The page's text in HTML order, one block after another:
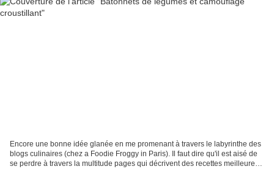
Encore une bonne idée glanée en me promenant à travers le labyrinthe des
blogs culinaires (chez a Foodie Froggy in Paris). Il faut dire qu'il est aisé de
se perdre à travers la multitude pages qui décrivent des recettes meilleures